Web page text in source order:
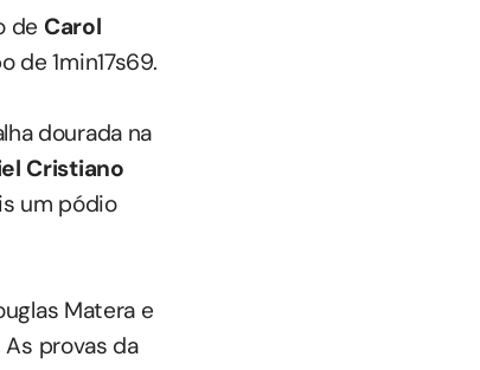
de Carol
de 1min17s69.
dourada na
Cristiano
um pódio
Matera e
provas da